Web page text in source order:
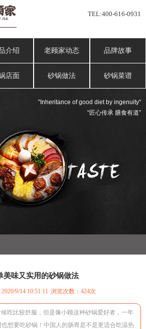
TEL:400-616-0931
介绍 老顾家动态 品牌故事
店面 砂锅做法 砂锅菜谱
"Inheritance of good diet by ingenuity"
“匠心传承 膳食有道”
美味又实用的砂锅做法
9/14 10:51:11 浏览次数： 424次
吃比较舒服，但是像小顾这种砂锅爱好者，一年
想要吃砂锅！中国人的肠胃是不是更适合吃温热